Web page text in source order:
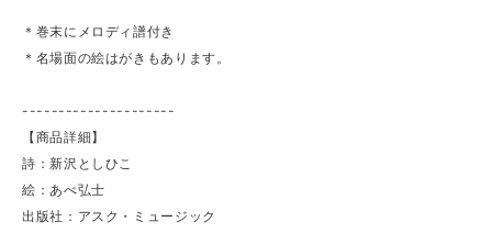
＊巻末にメロディ譜付き
＊名場面の絵はがきもあります。
---------------------
【商品詳細】
詩：新沢としひこ
絵：あべ弘士
出版社：アスク・ミュージック